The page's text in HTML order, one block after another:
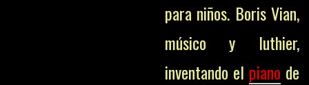
para niños. Boris Vian,
músico y luthier,
inventando el piano de